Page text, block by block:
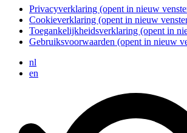
Privacyverklaring (opent in nieuw
Cookieverklaring (opent in nieuw
Toegankelijkheidsverklaring (opent in
Gebruiksvoorwaarden (opent in nieuw
nl
en